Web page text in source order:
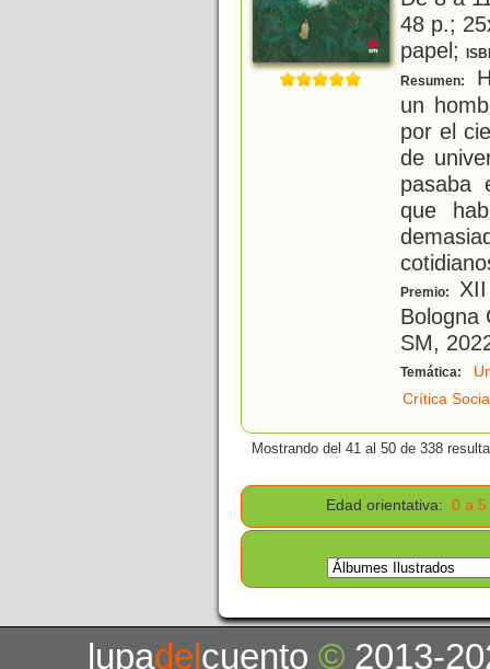
48 p.;
papel;
Resumen:
un
por el
de
pasaba
que
Premio:
Bologna
SM,
Temática:
Crítica
Mostrando del 41 al 50 de 338
Edad orientativa: 0 a 5
lupadelcuento© 2013-